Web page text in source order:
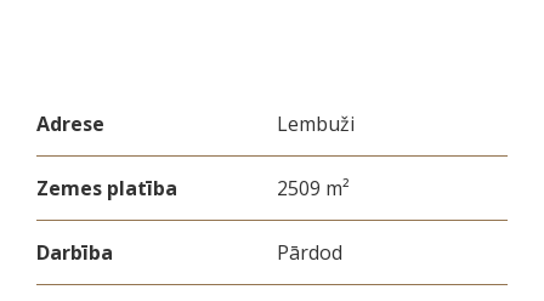
Adrese Lembuži
Zemes platība 2509 m²
Darbība Pārdod